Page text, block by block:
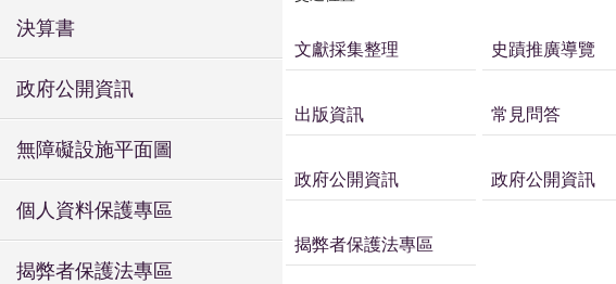
決算書
政府公開資訊
無障礙設施平面圖
個人資料保護專區
揭弊者保護法專區
文獻採集整理 史蹟推廣導覽
出版資訊 常見問答
政府公開資訊 政府公開資訊
揭弊者保護法專區